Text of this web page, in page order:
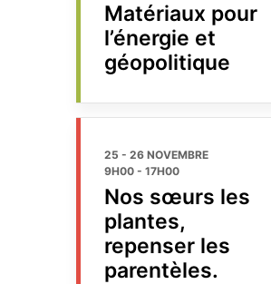
Matériaux pour
l’énergie et
géopolitique
25 - 26 NOVEMBRE
9H00 - 17H00
Nos sœurs les
plantes,
repenser les
parentèles.